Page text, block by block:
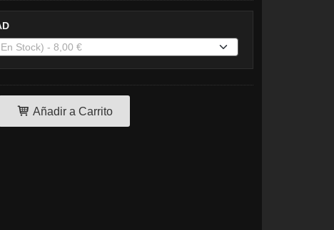
Añadir a Carrito